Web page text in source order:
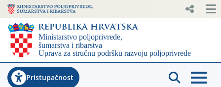
Pristupačnost